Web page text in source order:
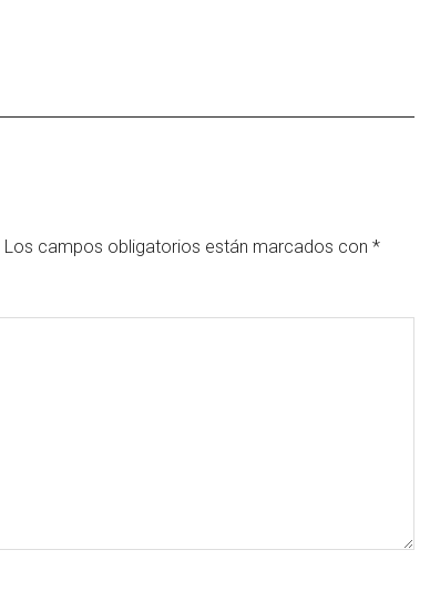
Los campos obligatorios están marcados con *